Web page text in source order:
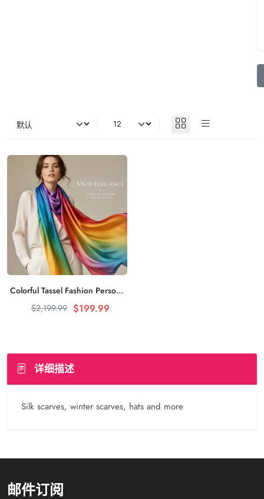
Colorful Tassel Fashion Personalized Scarf Bright and Colorful
加入购物车
$2,199.99 $199.99
详细描述
Silk scarves, winter scarves, hats and more
邮件订阅